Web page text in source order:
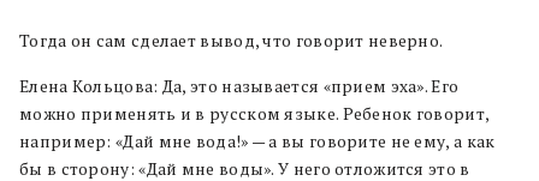
Тогда он сам сделает вывод, что говорит неверно.
Елена Кольцова: Да, это называется «прием эха». Его
можно применять и в русском языке. Ребенок говорит,
например: «Дай мне вода!» — а вы говорите не ему, а как
бы в сторону: «Дай мне воды». У него отложится это в